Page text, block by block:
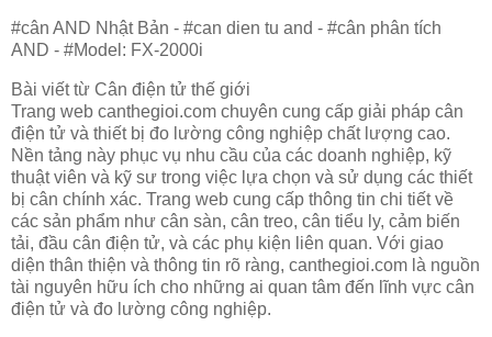
#cân AND Nhật Bản - #can dien tu and - #cân phân tích
AND - #Model: FX-2000i
Bài viết từ Cân điện tử thế giới
Trang web canthegioi.com chuyên cung cấp giải pháp cân
điện tử và thiết bị đo lường công nghiệp chất lượng cao.
Nền tảng này phục vụ nhu cầu của các doanh nghiệp, kỹ
thuật viên và kỹ sư trong việc lựa chọn và sử dụng các thiết
bị cân chính xác. Trang web cung cấp thông tin chi tiết về
các sản phẩm như cân sàn, cân treo, cân tiểu ly, cảm biến
tải, đầu cân điện tử, và các phụ kiện liên quan. Với giao
diện thân thiện và thông tin rõ ràng, canthegioi.com là nguồn
tài nguyên hữu ích cho những ai quan tâm đến lĩnh vực cân
điện tử và đo lường công nghiệp.